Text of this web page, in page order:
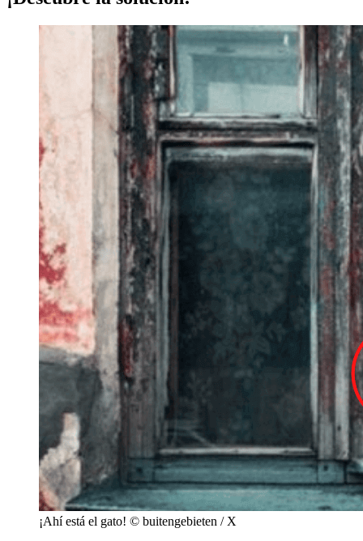
¡Ahí está el gato! © buitengebieten / X